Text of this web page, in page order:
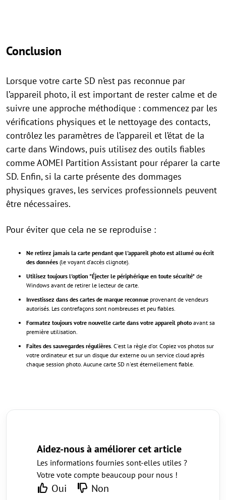
Conclusion
Lorsque votre carte SD n’est pas reconnue par
l’appareil photo, il est important de rester calme et de
suivre une approche méthodique : commencez par les
vérifications physiques et le nettoyage des contacts,
contrôlez les paramètres de l’appareil et l’état de la
carte dans Windows, puis utilisez des outils fiables
comme AOMEI Partition Assistant pour réparer la carte
SD. Enfin, si la carte présente des dommages
physiques graves, les services professionnels peuvent
être nécessaires.
Pour éviter que cela ne se reproduise :
Ne retirez jamais la carte pendant que l'appareil photo est allumé ou écrit
des données (le voyant d'accès clignote).
Utilisez toujours l'option "Éjecter le périphérique en toute sécurité" de
Windows avant de retirer le lecteur de carte.
Investissez dans des cartes de marque reconnue provenant de vendeurs
autorisés. Les contrefaçons sont nombreuses et peu fiables.
Formatez toujours votre nouvelle carte dans votre appareil photo avant sa
première utilisation.
Faites des sauvegardes régulières. C'est la règle d'or. Copiez vos photos sur
votre ordinateur et sur un disque dur externe ou un service cloud après
chaque session photo. Aucune carte SD n'est éternellement fiable.
Aidez-nous à améliorer cet article
Les informations fournies sont-elles utiles ?
Votre vote compte beaucoup pour nous !
Oui Non